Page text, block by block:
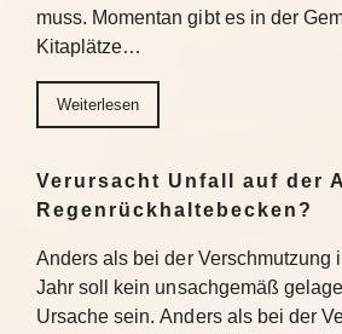
muss. Momentan gibt es in der
Kitaplätze…
Weiterlesen
Verursacht Unfall auf der
Regenrückhaltebecken?
Anders als bei der Verschmutzung
Jahr soll kein unsachgemäß
Ursache sein. Anders als bei der